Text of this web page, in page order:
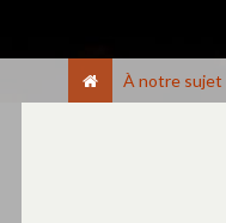
À notre sujet